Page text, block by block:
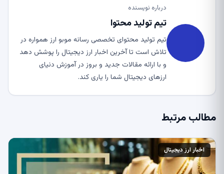
درباره نویسنده
تیم تولید محتوا
تیم تولید محتوای تخصصی رسانه موبو ارز همواره در
تلاش است تا آخرین اخبار ارز دیجیتال را پوشش دهد
و با ارائه مقالات جدید و بروز در آموزش دنیای
ارزهای دیجیتال شما را یاری کند.
مطالب مرتبط
اخبار ارز دیجیتال